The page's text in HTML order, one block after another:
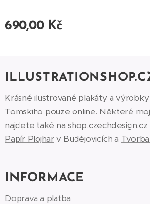
690,00Kč
Krásné ilustrované plakáty a
Tomskiho pouze online. Některé
najdete také nashop.czechdesign.cz
Papír Plojharv Budějovicích a
INFORMACE
Doprava a platba